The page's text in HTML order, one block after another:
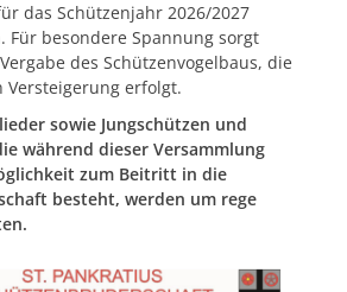
das Schützenjahr 2026/2027
Für besondere Spannung sorgt
des Schützenvogelbaus, die
erfolgt.
sowie Jungschützen und
während dieser Versammlung
zum Beitritt in die
besteht, werden um rege